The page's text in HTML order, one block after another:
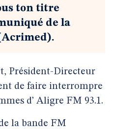
ton titre
de la
Président-Directeur
de faire interrompre
d’ Aligre FM 93.1.
la bande FM